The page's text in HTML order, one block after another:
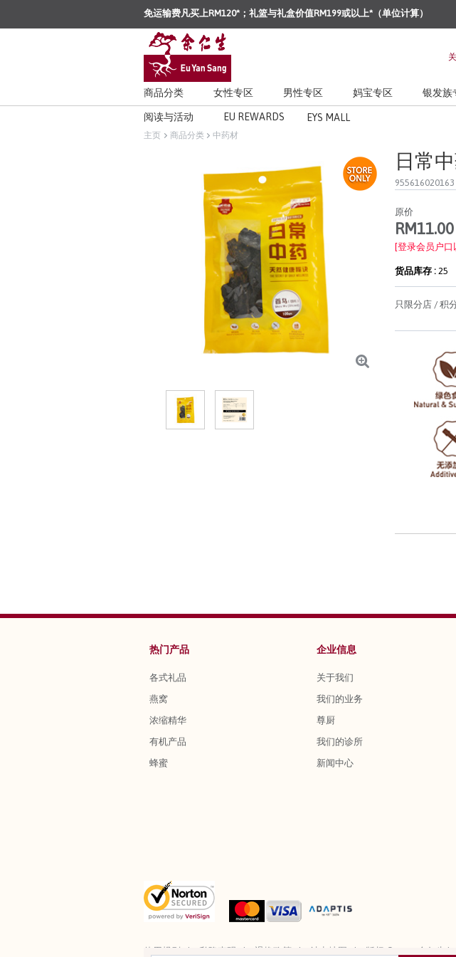
免运输费凡买上RM120*；礼篮与礼盒价值RM199或以上*（单位计算）
商品分类 女性专区 男性专区 妈宝专区 银发族
阅读与活动 EU REWARDS EYS MALL
主页 商品分类 中药材
日常
955616020163
原价
RM11.00
[登录会员户
货品库存 : 25
只限分店 / 积
热门产品
各式礼品
燕窝
浓缩精华
有机产品
蜂蜜
企业信息
关于我们
我们的业务
尊厨
我们的诊所
新闻中心
使用规则 私隐声明 退换政策 站点地图 版权 © 2026 余仁生 |